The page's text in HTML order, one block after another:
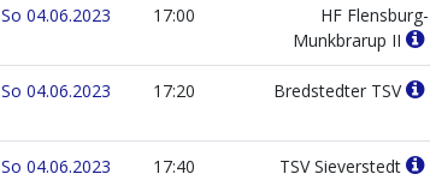
So 04.06.2023 17:00
HF Flensburg-
Munkbrarup II
So 04.06.2023 17:20 Bredstedter TSV
So 04.06.2023 17:40 TSV Sieverstedt